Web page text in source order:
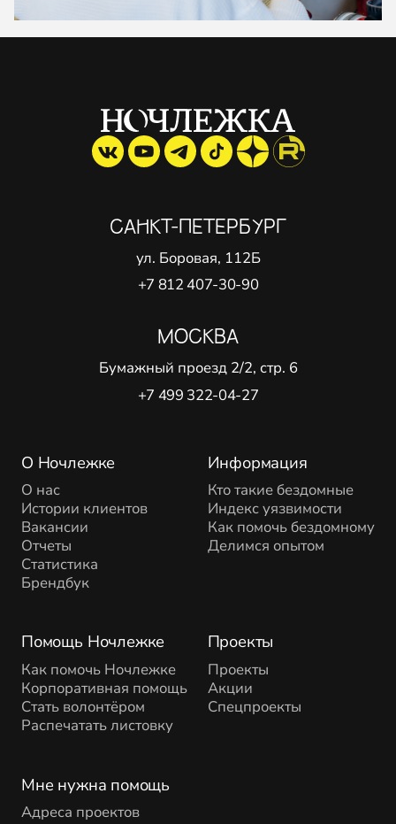
О Ночлежке
О нас
Истории клиентов
Вакансии
Отчеты
Статистика
Брендбук
Помощь Ночлежке
Как помочь Ночлежке
Корпоративная помощь
Стать волонтёром
Распечатать листовку
Проекты
Проекты
Акции
Спецпроекты
Информация
Кто такие бездомные
Индекс уязвимости
Как помочь бездомному
Делимся опытом
Мне нужна помощь
Адреса проектов
САНКТ-ПЕТЕРБУРГ
ул. Боровая, 112Б
+7 812 407-30-90
МОСКВА
Бумажный проезд 2/2, стр. 6
+7 499 322-04-27